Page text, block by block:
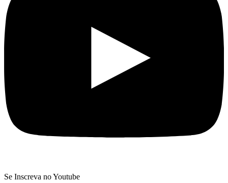
Se Inscreva no Youtube